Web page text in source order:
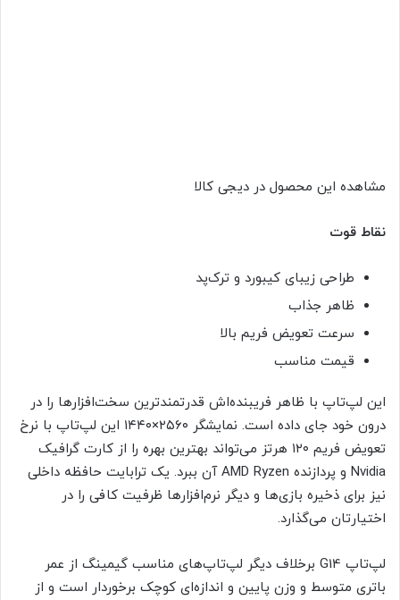
مشاهده این محصول در دیجی کالا
نقاط قوت
طراحی زیبای کیبورد و ترک‌پد
ظاهر جذاب
سرعت تعویض فریم بالا
قیمت مناسب
این لپ‌تاپ با ظاهر فریبنده‌اش قدرتمندترین سخت‌افزارها را در
درون خود جای داده است. نمایشگر ۲۵۶۰×۱۴۴۰ این لپ‌تاپ با نرخ
تعویض فریم ۱۲۰ هرتز می‌تواند بهترین بهره را از کارت گرافیک
Nvidia و پردازنده AMD Ryzen آن ببرد. یک ترابایت حافظه داخلی
نیز برای ذخیره بازی‌ها و دیگر نرم‌افزارها ظرفیت کافی را در
اختیارتان می‌گذارد.
لپ‌تاپ G14 برخلاف دیگر لپ‌تاپ‌های مناسب گیمینگ از عمر
باتری متوسط و وزن پایین و اندازه‌ای کوچک برخوردار است و از